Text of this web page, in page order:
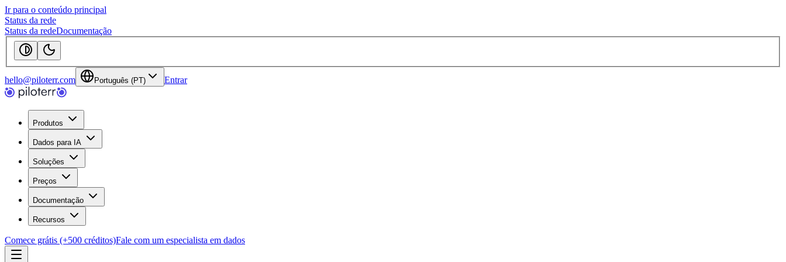
Ir para o conteúdo principal
Status da rede
Status da redeDocumentação
hello@piloterr.com Português (PT) Entrar
Produtos
Dados para IA
Soluções
Preços
Documentação
Recursos
Comece grátis (+500 créditos)Fale com um especialista em dados